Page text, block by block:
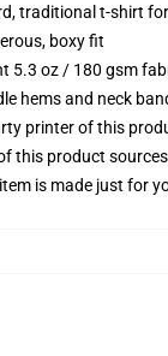
traditional t-shirt
boxy fit
5.3 oz / 180 gsm
hems and neck
printer of this
this product
is made just for